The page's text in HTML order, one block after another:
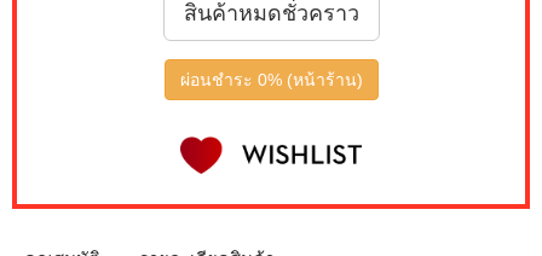
บาท เหลือเพียง 2,900 บาท MONITOR 24.5 GIGABYTE
IPS GS25F2A SPEAKERS 240Hz (1 เซ็ต ต่อ 1 จอ)
เมื่อซื้อพร้อมคอมเซ็ต ลดทันที 4,000 บาท จากปกติ 9,900
บาท เหลือเพียง 5,900 บาท MONITOR 32 SAMSUNG
COM (1 เซ็ต ต่อ 1 จอ) สนใจโปรโมชั่นนี้ ติดต่อ 02-017-
สินค้าหมดชั่วคราว
ผ่อนชำระ 0% (หน้าร้าน)